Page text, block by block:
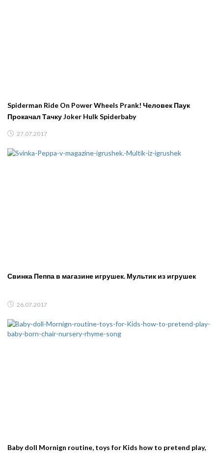
Spiderman Ride On Power Wheels Prank! Человек Паук
Прокачал Тачку Joker Hulk Spiderbaby
27.07.2017
Свинка Пеппа в магазине игрушек. Мультик из игрушек
26.07.2017
Baby doll Mornign routine, toys for Kids how to pretend play,